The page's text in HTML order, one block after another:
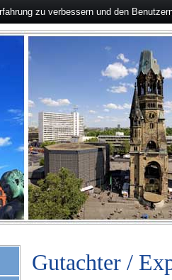
Gutachter /
zu verbessern und den